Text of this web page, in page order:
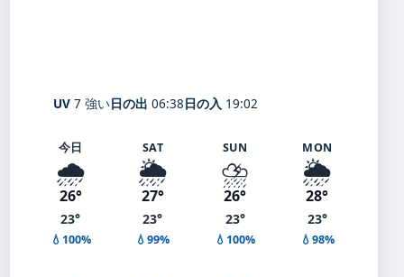
UV 7 強い日の出 06:38日の入 19:02
今日
🌧️
26°
23°
💧100%
SAT
🌦️
27°
23°
💧99%
SUN
⛈️
26°
23°
💧100%
MON
🌦️
28°
23°
💧98%